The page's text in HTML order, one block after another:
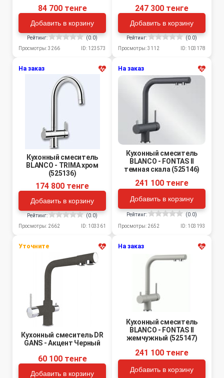
84 700 тенге
Добавить в корзину
Рейтинг:
(0.0)
Просмотры: 3266
ID: 123573
247 300 тенге
Добавить в корзину
Рейтинг:
(0.0)
Просмотры: 3112
ID: 103178
На заказ
Кухонный смеситель
BLANCO - TRIMA хром
(525136)
174 800 тенге
Добавить в корзину
Рейтинг:
(0.0)
Просмотры: 2662
ID: 103361
На заказ
Кухонный смеситель
BLANCO - FONTAS II
темная скала (525146)
241 100 тенге
Добавить в корзину
Рейтинг: (0.0)
Просмотры: 2652 ID: 103193
Уточните
Кухонный смеситель DR
GANS - Акцент Черный
60 100 тенге
Добавить в корзину
На заказ
Кухонный смеситель
BLANCO - FONTAS II
жемчужный (525147)
241 100 тенге
Добавить в корзину